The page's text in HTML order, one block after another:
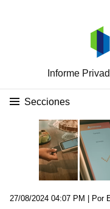
Informe
Secciones
27/08/2024 04:07 PM | Por